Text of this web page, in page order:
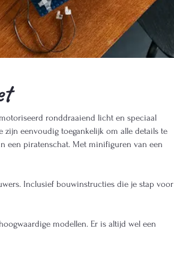
ronddraaiend licht en speciaal
zijn eenvoudig toegankelijk om alle details te
een piratenschat. Met minifiguren van een
Inclusief bouwinstructies die je stap voor
modellen. Er is altijd wel een